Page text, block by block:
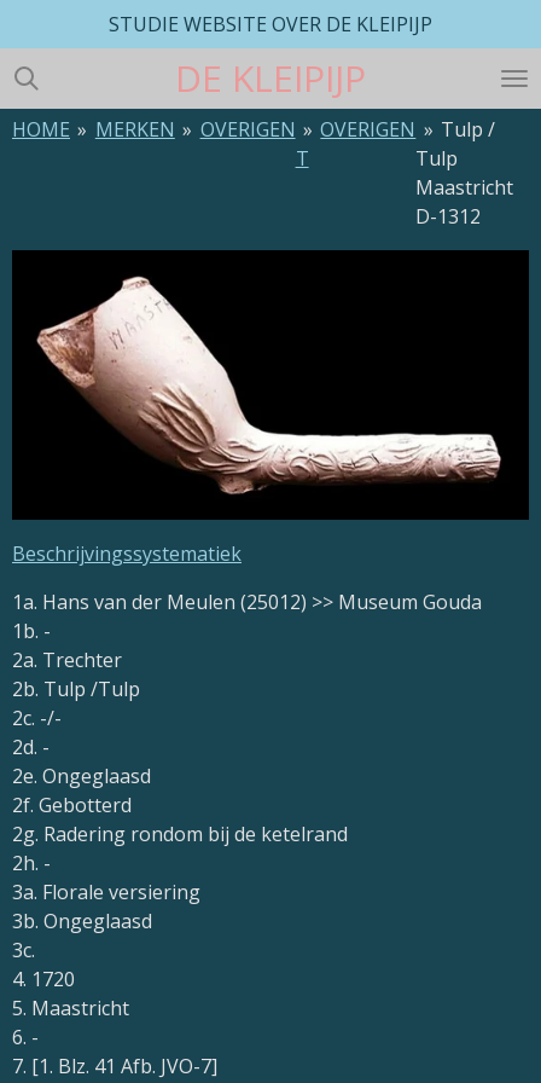
direct
naar
de
hoofdinhoud
DE KLEIPIJP
STUDIE WEBSITE OVER DE KLEIPIJP
HOME » MERKEN » OVERIGEN » OVERIGEN
T
» Tulp /
Tulp
Maastricht
D-1312
Beschrijvingssystematiek
1a. Hans van der Meulen (25012) >> Museum Gouda
1b. -
2a. Trechter
2b. Tulp /Tulp
2c. -/-
2d. -
2e. Ongeglaasd
2f. Gebotterd
2g. Radering rondom bij de ketelrand
2h. -
3a. Florale versiering
3b. Ongeglaasd
3c.
4. 1720
5. Maastricht
6. -
7. [1. Blz. 41 Afb. JVO-7]